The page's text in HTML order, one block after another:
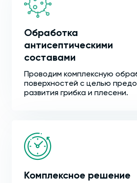
Обработка
антисептическими
составами
Проводим комплексную
поверхностей с целью
развития грибка и плесени.
Комплексное решение